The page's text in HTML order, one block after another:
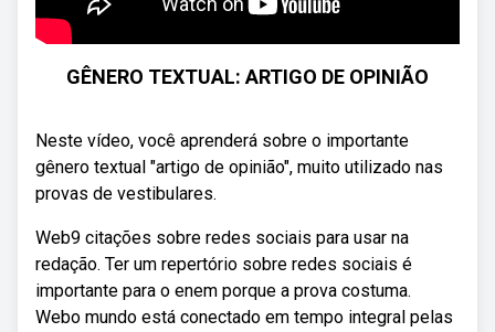
GÊNERO TEXTUAL: ARTIGO DE OPINIÃO
Neste vídeo, você aprenderá sobre o importante
gênero textual "artigo de opinião", muito utilizado nas
provas de vestibulares.
Web9 citações sobre redes sociais para usar na
redação. Ter um repertório sobre redes sociais é
importante para o enem porque a prova costuma.
Webo mundo está conectado em tempo integral pelas